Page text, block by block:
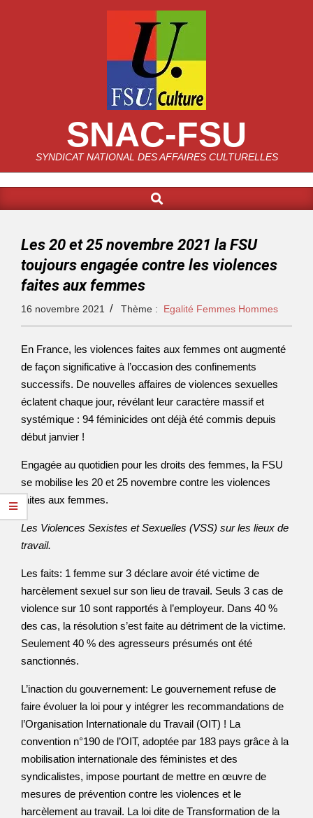
SNAC-FSU
SYNDICAT NATIONAL DES AFFAIRES CULTURELLES
Les 20 et 25 novembre 2021 la FSU
toujours engagée contre les violences
faites aux femmes
16 novembre 2021 Thème : Egalité Femmes Hommes
En France, les violences faites aux femmes ont augmenté
de façon significative à l’occasion des confinements
successifs. De nouvelles affaires de violences sexuelles
éclatent chaque jour, révélant leur caractère massif et
systémique : 94 féminicides ont déjà été commis depuis
début janvier !
Engagée au quotidien pour les droits des femmes, la FSU
se mobilise les 20 et 25 novembre contre les violences
faites aux femmes.
Les Violences Sexistes et Sexuelles (VSS) sur les lieux de
travail.
Les faits: 1 femme sur 3 déclare avoir été victime de
harcèlement sexuel sur son lieu de travail. Seuls 3 cas de
violence sur 10 sont rapportés à l’employeur. Dans 40 %
des cas, la résolution s’est faite au détriment de la victime.
Seulement 40 % des agresseurs présumés ont été
sanctionnés.
L’inaction du gouvernement: Le gouvernement refuse de
faire évoluer la loi pour y intégrer les recommandations de
l’Organisation Internationale du Travail (OIT) ! La
convention n°190 de l’OIT, adoptée par 183 pays grâce à la
mobilisation internationale des féministes et des
syndicalistes, impose pourtant de mettre en œuvre de
mesures de prévention contre les violences et le
harcèlement au travail. La loi dite de Transformation de la